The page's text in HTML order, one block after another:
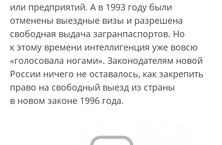
или предприятий. А в 1993 году были
отменены выездные визы и разрешена
свободная выдача загранпаспортов. Но
к этому времени интеллигенция уже вовсю
«голосовала ногами». Законодателям новой
России ничего не оставалось, как закрепить
право на свободный выезд из страны
в новом законе 1996 года.